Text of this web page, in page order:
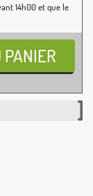
14h00 et que le